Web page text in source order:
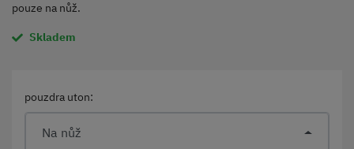
pouze na nůž.
Skladem
pouzdra uton:
Na nůž